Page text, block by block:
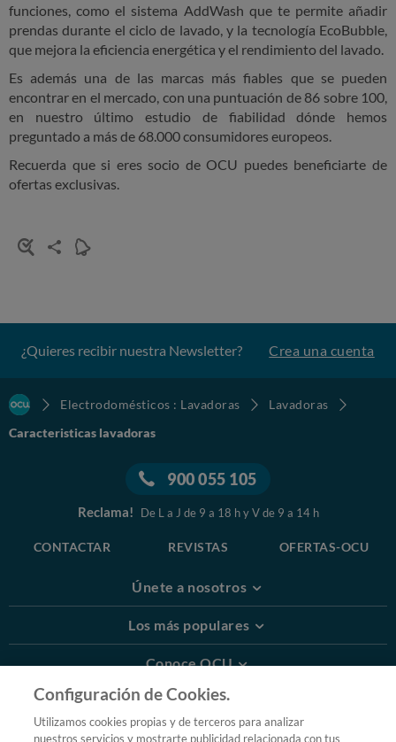
funciones, como el sistema AddWash que te permite añadir
prendas durante el ciclo de lavado, y la tecnología EcoBubble,
que mejora la eficiencia energética y el rendimiento del lavado.
Es además una de las marcas más fiables que se pueden
encontrar en el mercado, con una puntuación de 86 sobre 100,
en nuestro último estudio de fiabilidad dónde hemos
preguntado a más de 68.000 consumidores europeos.
Recuerda que si eres socio de OCU puedes beneficiarte de
ofertas exclusivas.
¿Quieres recibir nuestra Newsletter? Crea una cuenta
Electrodomésticos : Lavadoras
Lavadoras
Caracteristicas lavadoras
900 055 105
Reclama! De L a J de 9 a 18 h y V de 9 a 14 h
CONTACTAR REVISTAS OFERTAS-OCU
Únete a nosotros
Los más populares
Conoce OCU
Más Información
Configuración de Cookies.
Utilizamos cookies propias y de terceros para analizar
nuestros servicios y mostrarte publicidad relacionada con tus